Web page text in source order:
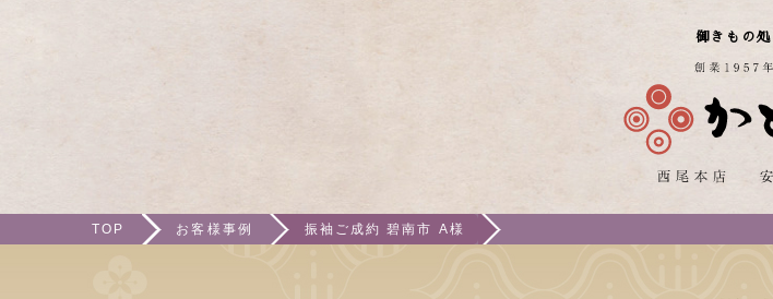
御きもの処
TOP お客様事例 振袖ご成約 碧南市 A様